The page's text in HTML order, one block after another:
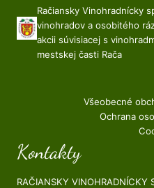
Račiansky Vinohradnícky
vinohradov a osobitého
akcii súvisiacej s
mestskej časti Rača
Všeobecné
Ochrana
Kontakty
RAČIANSKY VINOHRADNÍCKY